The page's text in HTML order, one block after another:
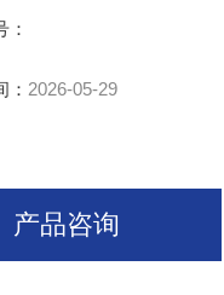
：
： 2026-05-29
产品咨询